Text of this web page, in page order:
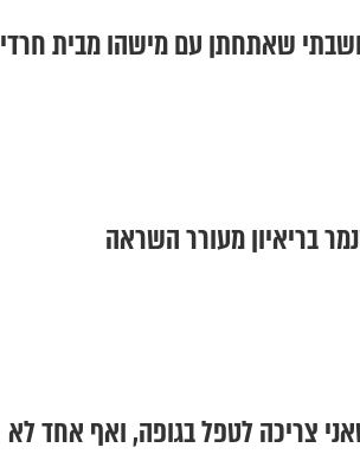
חשבתי שאתחתן עם מישהו מבית
בריאיון מעורר השראה
צריכה לטפל בגופה, ואף אחד לא